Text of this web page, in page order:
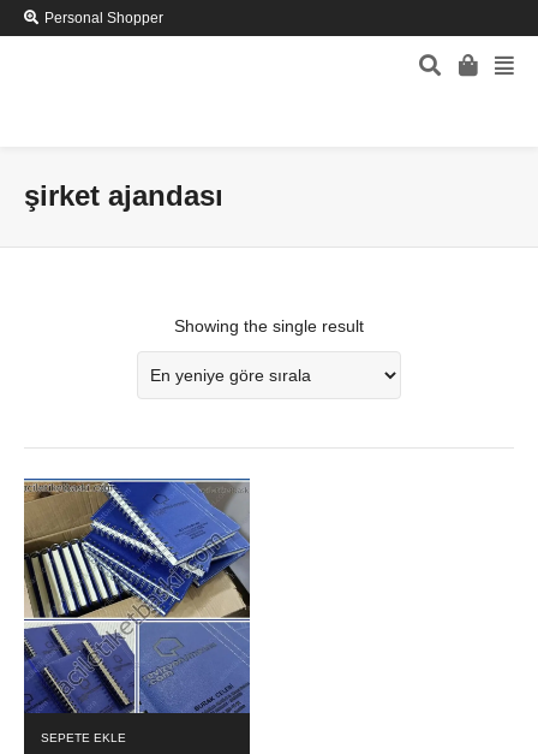
Personal Shopper
şirket ajandası
Showing the single result
SEPETE EKLE